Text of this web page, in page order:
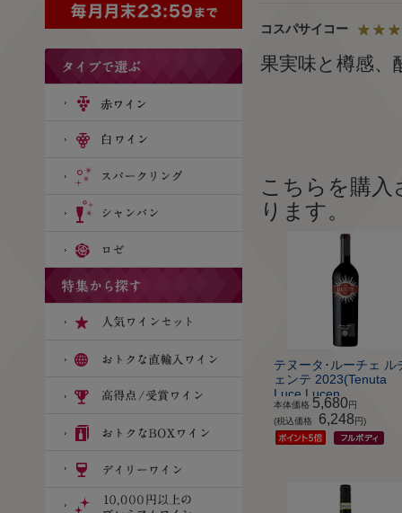
コスパサイコー
果実味と樽感
こちらを購
ります。
テヌータ･ルーチェ ル
ェンテ 2023(Tenuta
Luce Lucen...
本体価格 5,680円
(税込価格
6,248 円)